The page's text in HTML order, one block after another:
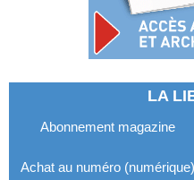
LA
Abonnement magazine
Achat au numéro (numérique)